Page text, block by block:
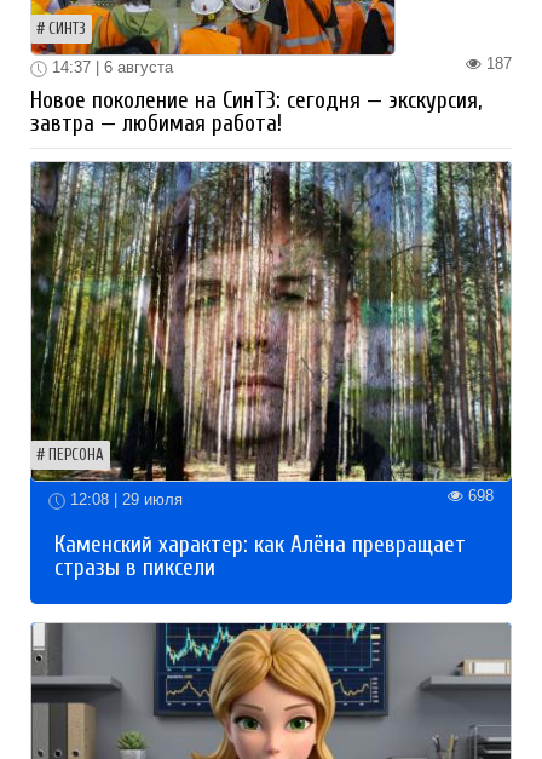
СИНТЗ
187
14:37 | 6 августа
Новое поколение на СинТЗ: сегодня — экскурсия,
завтра — любимая работа!
ПЕРСОНА
12:08 | 29 июля 698
Каменский характер: как Алёна превращает
стразы в пиксели